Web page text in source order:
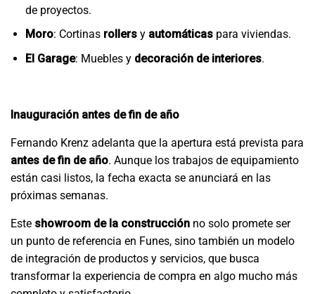
de proyectos.
Moro: Cortinas rollersy automáticaspara viviendas.
El Garage: Muebles y decoración de interiores.
Inauguración antes de fin de año
Fernando Krenz adelanta que la apertura está prevista para
antes de fin de año. Aunque los trabajos de equipamiento
están casi listos, la fecha exacta se anunciará en las
próximas semanas.
Este showroom de la construcción no solo promete ser
un punto de referencia en Funes, sino también un modelo
de integración de productos y servicios, que busca
transformar la experiencia de compra en algo mucho más